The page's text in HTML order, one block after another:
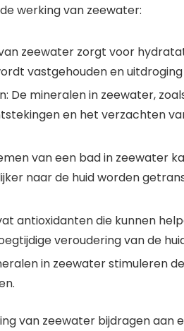
werking van zeewater:
zeewater zorgt voor
vastgehouden en
De mineralen in zeewater,
en het verzachten
van een bad in zeewater
naar de huid worden
antioxidanten die kunnen
veroudering van de
in zeewater stimuleren
van zeewater bijdragen aan